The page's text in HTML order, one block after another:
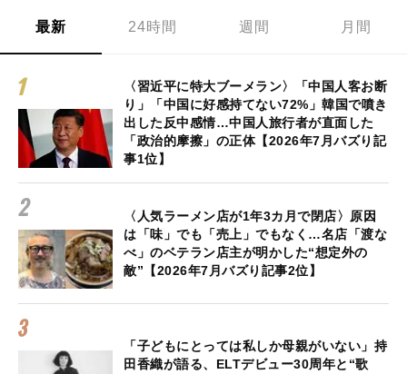
最新 24時間 週間 月間
〈習近平に特大ブーメラン〉「中国人客お断
り」「中国に好感持てない72%」韓国で噴き
出した反中感情…中国人旅行者が直面した
「政治的摩擦」の正体【2026年7月バズり記
事1位】
〈人気ラーメン店が1年3カ月で閉店〉原因
は「味」でも「売上」でもなく…名店「渡な
べ」のベテラン店主が明かした“想定外の
敵”【2026年7月バズり記事2位】
「子どもにとっては私しか母親がいない」持
田香織が語る、ELTデビュー30周年と“歌